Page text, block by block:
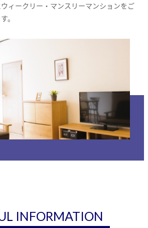
ィークリー・マンスリーマンションをご
。
INFORMATION